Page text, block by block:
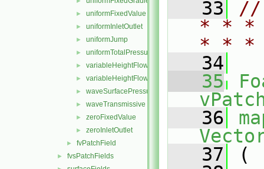
► uniformFixedValue
► uniformInletOutlet
► uniformJump
► uniformTotalPressure
► variableHeightFlowRate
► variableHeightFlowRateInletVelocity
► waveSurfacePressure
► waveTransmissive
► zeroFixedValue
► zeroInletOutlet
► fvPatchField
► fvsPatchFields
   33
//
* * *
* *
   34
   35
   36
   37
(